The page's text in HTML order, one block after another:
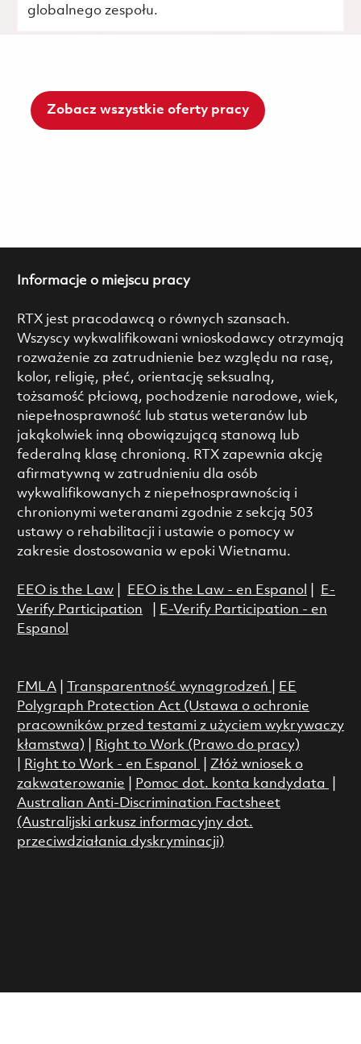
globalnego zespołu.
Zobacz wszystkie oferty pracy
Informacje o miejscu pracy
RTX jest pracodawcą o równych szansach.
Wszyscy wykwalifikowani wnioskodawcy otrzymają
rozważenie za zatrudnienie bez względu na rasę,
kolor, religię, płeć, orientację seksualną,
tożsamość płciową, pochodzenie narodowe, wiek,
niepełnosprawność lub status weteranów lub
jakąkolwiek inną obowiązującą stanową lub
federalną klasę chronioną. RTX zapewnia akcję
afirmatywną w zatrudnieniu dla osób
wykwalifikowanych z niepełnosprawnością i
chronionymi weteranami zgodnie z sekcją 503
ustawy o rehabilitacji i ustawie o pomocy w
zakresie dostosowania w epoki Wietnamu.
EEO is the Law| EEO is the Law - en Espanol
E-
Verify Participation
E-Verify Participation - en
Espanol
FMLA| Transparentność wynagrodzeń
EE
Polygraph Protection Act (Ustawa o ochronie
pracowników przed testami z użyciem wykrywaczy
kłamstwa)
Right to Work (Prawo do pracy)
Right to Work - en Espanol
Złóż wniosek o
zakwaterowanie
Pomoc dot. konta kandydata
Australian Anti-Discrimination Factsheet
(Australijski arkusz informacyjny dot.
przeciwdziałania dyskryminacji)